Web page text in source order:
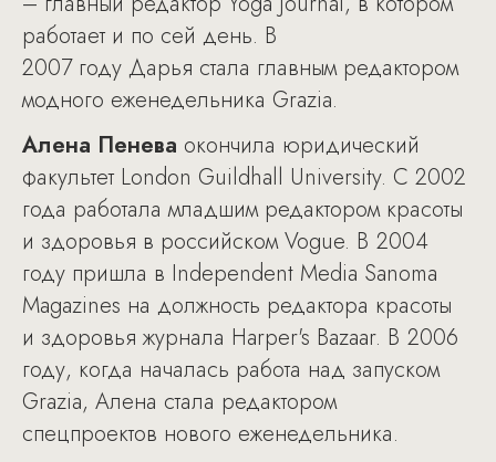
работает и по сей день. В
2007 году Дарья стала главным редактором
модного еженедельника Grazia.
Алена Пенева окончила юридический
факультет London Guildhall University. С 2002
года работала младшим редактором красоты
и здоровья в российском Vogue. В 2004
году пришла в Independent Media Sanoma
Magazines на должность редактора красоты
и здоровья журнала Harper's Bazaar. В 2006
году, когда началась работа над запуском
Grazia, Алена стала редактором
спецпроектов нового еженедельника.